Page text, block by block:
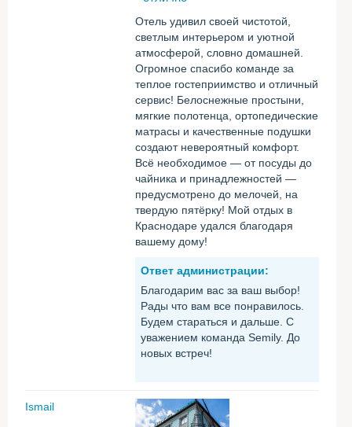
Отель удивил своей чистотой,
светлым интерьером и уютной
атмосферой, словно домашней.
Огромное спасибо команде за
теплое гостеприимство и отличный
сервис! Белоснежные простыни,
мягкие полотенца, ортопедические
матрасы и качественные подушки
создают невероятный комфорт.
Всё необходимое — от посуды до
чайника и принадлежностей —
предусмотрено до мелочей, на
твердую пятёрку! Мой отдых в
Краснодаре удался благодаря
вашему дому!
Ответ администрации:
Благодарим вас за ваш выбор!
Рады что вам все понравилось.
Будем стараться и дальше. С
уважением команда Semily. До
новых встреч!
Ismail